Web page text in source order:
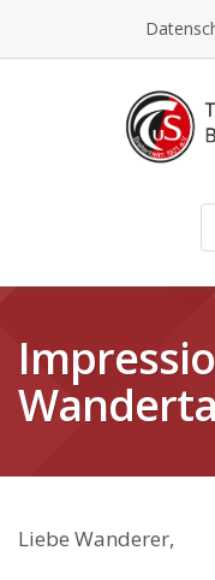
content
Liebe Wanderer,